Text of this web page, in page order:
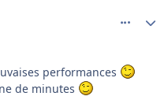
performances
de minutes